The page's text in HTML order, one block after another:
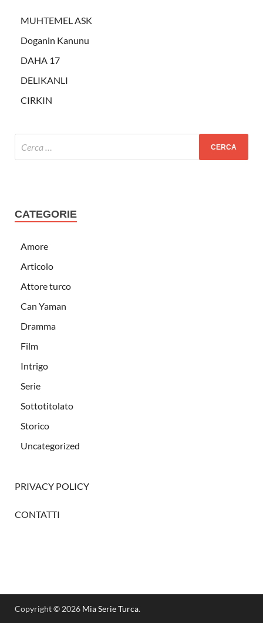
MUHTEMEL ASK
Doganin Kanunu
DAHA 17
DELIKANLI
CIRKIN
CATEGORIE
Amore
Articolo
Attore turco
Can Yaman
Dramma
Film
Intrigo
Serie
Sottotitolato
Storico
Uncategorized
PRIVACY POLICY
CONTATTI
Copyright © 2026 Mia Serie Turca.